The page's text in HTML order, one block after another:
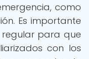
como
Es importante
para que
con los